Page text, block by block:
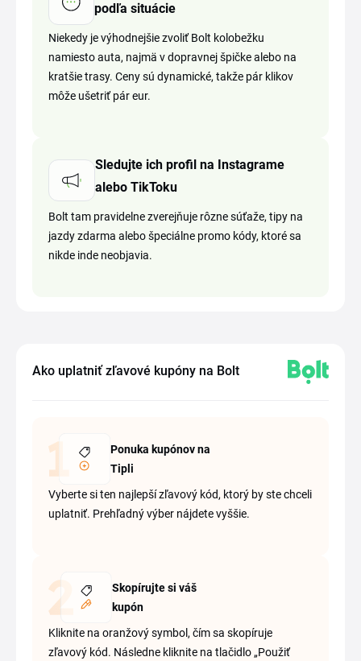
podľa situácie
Niekedy je výhodnejšie zvoliť Bolt kolobežku
namiesto auta, najmä v dopravnej špičke alebo na
kratšie trasy. Ceny sú dynamické, takže pár klikov
môže ušetriť pár eur.
Sledujte ich profil na Instagrame
alebo TikToku
Bolt tam pravidelne zverejňuje rôzne súťaže, tipy na
jazdy zdarma alebo špeciálne promo kódy, ktoré sa
nikde inde neobjavia.
Ako uplatniť zľavové kupóny na Bolt
Ponuka kupónov na
Tipli
Vyberte si ten najlepší zľavový kód, ktorý by ste chceli
uplatniť. Prehľadný výber nájdete vyššie.
Skopírujte si váš
kupón
Kliknite na oranžový symbol, čím sa skopíruje
zľavový kód. Následne kliknite na tlačidlo „Použiť